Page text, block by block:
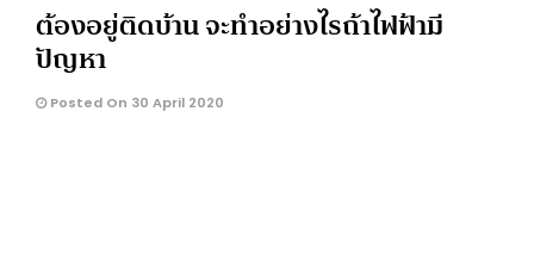
ต้องอยู่ติดบ้าน จะทำอย่างไรถ้าไฟฟ้ามี
ปัญหา
Posted On 30 April 2020